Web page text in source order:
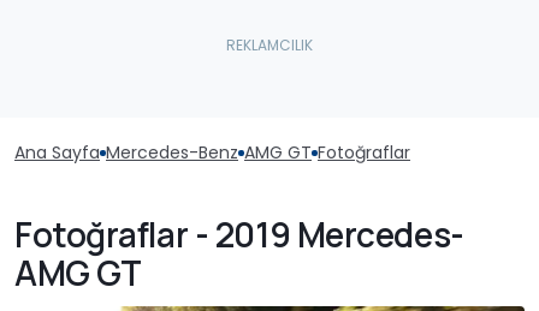
Ana Sayfa Mercedes-Benz AMG GT Fotoğraflar
Fotoğraflar - 2019 Mercedes-
AMG GT